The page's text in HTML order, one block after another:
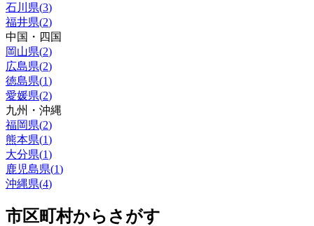
石川県(3)
福井県(2)
中国・四国
岡山県(2)
広島県(2)
徳島県(1)
愛媛県(2)
九州・沖縄
福岡県(2)
熊本県(1)
大分県(1)
鹿児島県(1)
沖縄県(4)
市区町村からさがす